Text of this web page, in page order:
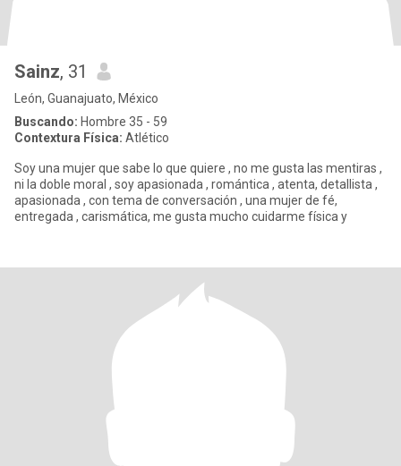
Sainz, 31
León, Guanajuato, México
Buscando: Hombre 35 - 59
Contextura Física: Atlético
Soy una mujer que sabe lo que quiere , no me gusta las mentiras ,
ni la doble moral , soy apasionada , romántica , atenta, detallista ,
apasionada , con tema de conversación , una mujer de fé,
entregada , carismática, me gusta mucho cuidarme física y